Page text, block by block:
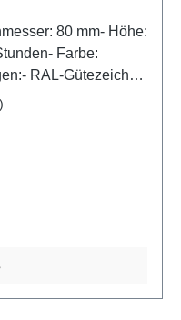
80 mm- Höhe:
Farbe:
RAL-Gütezeichen